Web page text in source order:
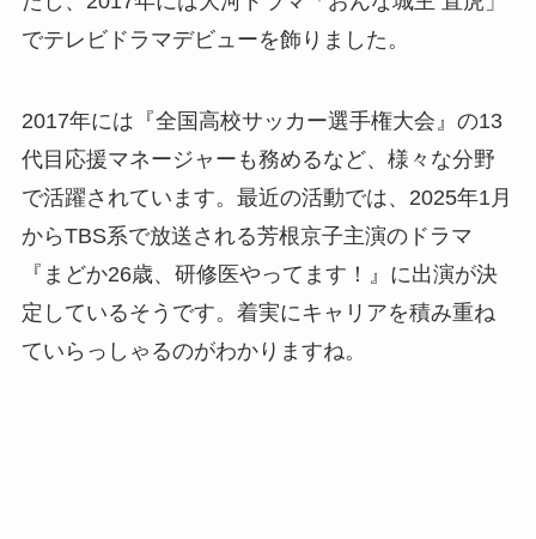
でテレビドラマデビューを飾りました。
2017年には『全国高校サッカー選手権大会』の13
代目応援マネージャーも務めるなど、様々な分野
で活躍されています。最近の活動では、2025年1月
からTBS系で放送される芳根京子主演のドラマ
『まどか26歳、研修医やってます！』に出演が決
定しているそうです。着実にキャリアを積み重ね
ていらっしゃるのがわかりますね。